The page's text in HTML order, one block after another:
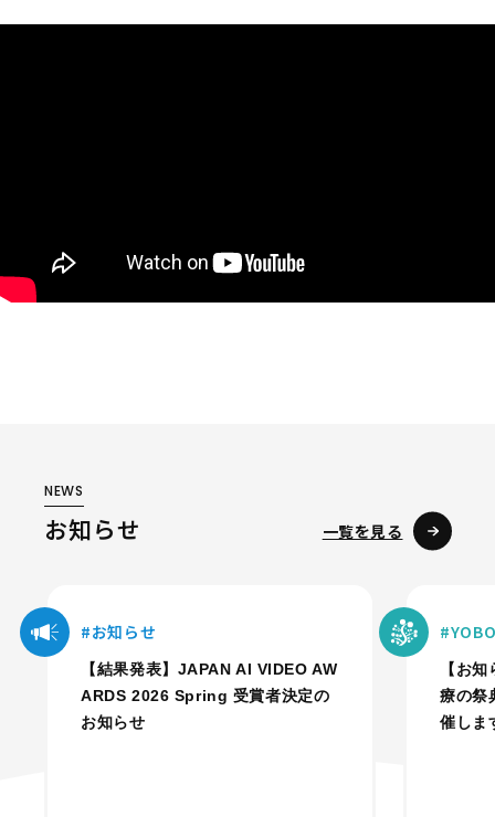
お知らせ
NEWS
お知らせ
【結果発表】JAPAN AI VIDEO AW
ARDS 2026 Spring 受賞者決定の
お知らせ
【お
療の祭
催しま
一覧を見る